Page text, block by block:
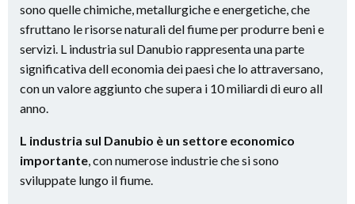
sono quelle chimiche, metallurgiche e energetiche, che
sfruttano le risorse naturali del fiume per produrre beni e
servizi. L industria sul Danubio rappresenta una parte
significativa dell economia dei paesi che lo attraversano,
con un valore aggiunto che supera i 10 miliardi di euro all
anno.
L industria sul Danubio è un settore economico
importante, con numerose industrie che si sono
sviluppate lungo il fiume.